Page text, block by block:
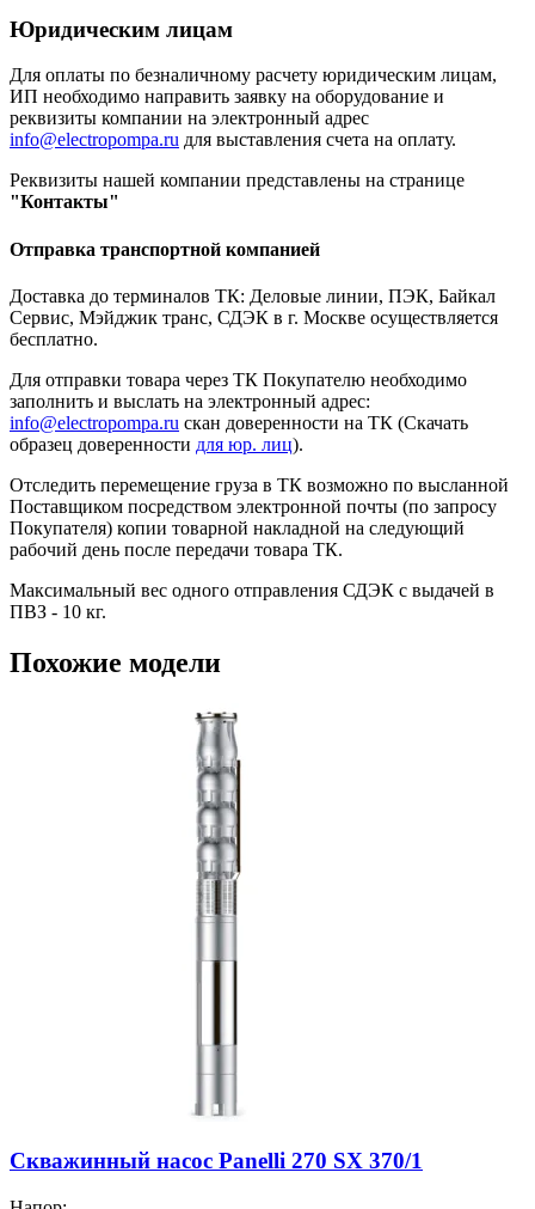
Юридическим лицам
Для оплаты по безналичному расчету юридическим лицам,
ИП необходимо направить заявку на оборудование и
реквизиты компании на электронный адрес
info@electropompa.ru для выставления счета на оплату.
Реквизиты нашей компании представлены на странице
"Контакты"
Отправка транспортной компанией
Доставка до терминалов ТК: Деловые линии, ПЭК, Байкал
Сервис, Мэйджик транс, СДЭК в г. Москве осуществляется
бесплатно.
Для отправки товара через ТК Покупателю необходимо
заполнить и выслать на электронный адрес:
info@electropompa.ru скан доверенности на ТК (Скачать
образец доверенности для юр. лиц).
Отследить перемещение груза в ТК возможно по высланной
Поставщиком посредством электронной почты (по запросу
Покупателя) копии товарной накладной на следующий
рабочий день после передачи товара ТК.
Максимальный вес одного отправления СДЭК с выдачей в
ПВЗ - 10 кг.
Похожие модели
Скважинный насос Panelli 270 SX 370/1